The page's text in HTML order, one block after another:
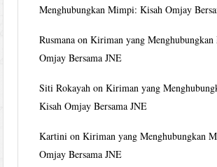
Menghubungkan Mimpi: Kisah Omjay
Rusmana onKiriman yang
Omjay Bersama JNE
Siti Rokayah onKiriman yang
Kisah Omjay Bersama JNE
Kartini onKiriman yang Menghubungkan
Omjay Bersama JNE